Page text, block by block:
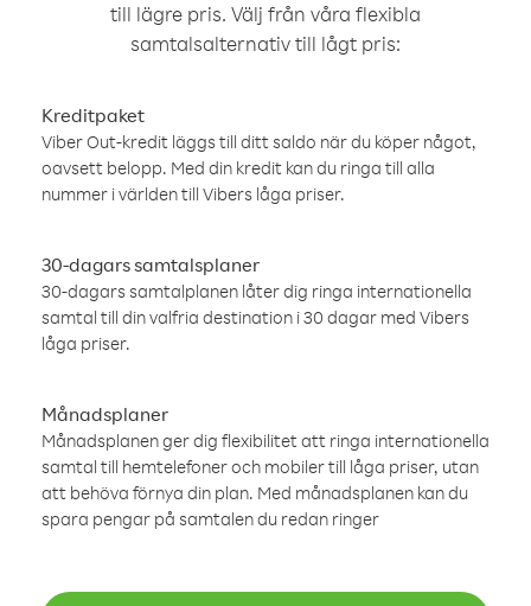
till lägre pris. Välj från våra flexibla
samtalsalternativ till lågt pris:
Kreditpaket
Viber Out-kredit läggs till ditt saldo när du köper något,
oavsett belopp. Med din kredit kan du ringa till alla
nummer i världen till Vibers låga priser.
30-dagars samtalsplaner
30-dagars samtalplanen låter dig ringa internationella
samtal till din valfria destination i 30 dagar med Vibers
låga priser.
Månadsplaner
Månadsplanen ger dig flexibilitet att ringa internationella
samtal till hemtelefoner och mobiler till låga priser, utan
att behöva förnya din plan. Med månadsplanen kan du
spara pengar på samtalen du redan ringer